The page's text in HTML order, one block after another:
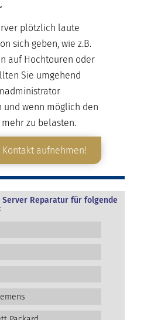
plötzlich laute
sich geben, wie z.B.
auf Hochtouren oder
Sie umgehend
und wenn möglich den
zu belasten.
Kontakt aufnehmen!
Reparatur für folgende